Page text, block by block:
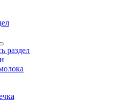
раздел